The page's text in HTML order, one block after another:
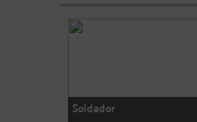
Soldador